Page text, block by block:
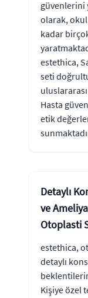
güvenlerini
olarak, okul
kadar
estethica,
seti
Hasta
etik
Detaylı
ve
Otoplasti
estethica,
detaylı
Kişiye özel